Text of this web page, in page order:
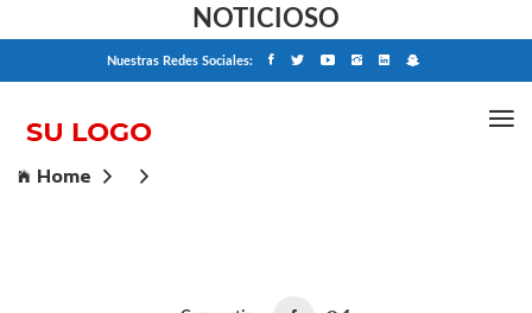
NOTICIOSO
Nuestras Redes Sociales:
Home